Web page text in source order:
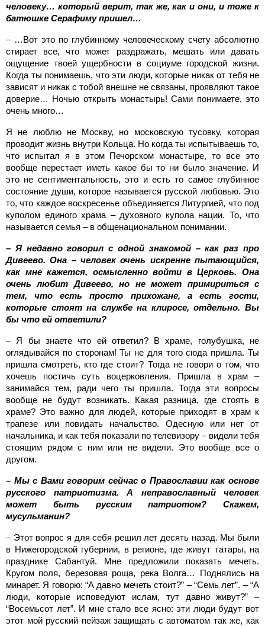
человеку… который верит, так же, как и они, и тоже к
батюшке Серафиму пришел…
– …Вот это по глубинному человеческому счету абсолютно
стирает все, что может раздражать, мешать или давать
ощущение твоей ущербности в социуме городской жизни.
Когда ты понимаешь, что эти люди, которые никак от тебя не
зависят и никак с тобой внешне не связаны, проявляют такое
доверие… Ночью открыть монастырь! Сами понимаете, это
очень много…
Я не люблю не Москву, но московскую тусовку, которая
проводит жизнь внутри Кольца. Но когда ты испытываешь то,
что испытал я в этом Печорском монастыре, то все это
вообще перестает иметь какое бы то ни было значение. И
это не сентиментальность, это и есть то самое глубинное
состояние души, которое называется русской любовью. Это
то, что каждое воскресенье объединяется Литургией, что под
куполом единого храма – духовного купола нации. То, что
называется семья – в общенациональном понимании.
– Я недавно говорил с одной знакомой – как раз про
Дивеево. Она – человек очень искренне пытающийся,
как мне кажется, осмысленно войти в Церковь. Она
очень любит Дивеево, но не может примириться с
тем, что есть просто прихожане, а есть гости,
которые стоят на службе на клиросе, отдельно. Вы
бы что ей ответили?
– Я бы знаете что ей ответил? В храме, голубушка, не
оглядывайся по сторонам! Ты не для того сюда пришла. Ты
пришла смотреть, кто где стоит? Тогда не говори о том, что
хочешь постичь суть воцерковления. Пришла в храм –
занимайся тем, ради чего ты пришла. Тогда эти вопросы
вообще не будут возникать. Какая разница, где стоять в
храме? Это важно для людей, которые приходят в храм к
трапезе или повидать начальство. Одесную или нет от
начальника, и как тебя показали по телевизору – видели тебя
стоящим рядом с ним или не видели. Это вообще все о
другом.
– Мы с Вами говорим сейчас о Православии как основе
русского патриотизма. А неправославный человек
может быть русским патриотом? Скажем,
мусульманин?
– Этот вопрос я для себя решил лет десять назад. Мы были
в Нижегородской губернии, в регионе, где живут татары, на
празднике Сабантуй. Мне предложили показать мечеть.
Кругом поля, березовая роща, река Волга… Поднялись на
минарет. Я говорю: “А давно мечеть стоит?” – “Семь лет”. – “А
люди, которые исповедуют ислам, тут давно живут?” –
“Восемьсот лет”. И мне стало все ясно: эти люди будут вот
этот мой русский пейзаж защищать с автоматом так же, как